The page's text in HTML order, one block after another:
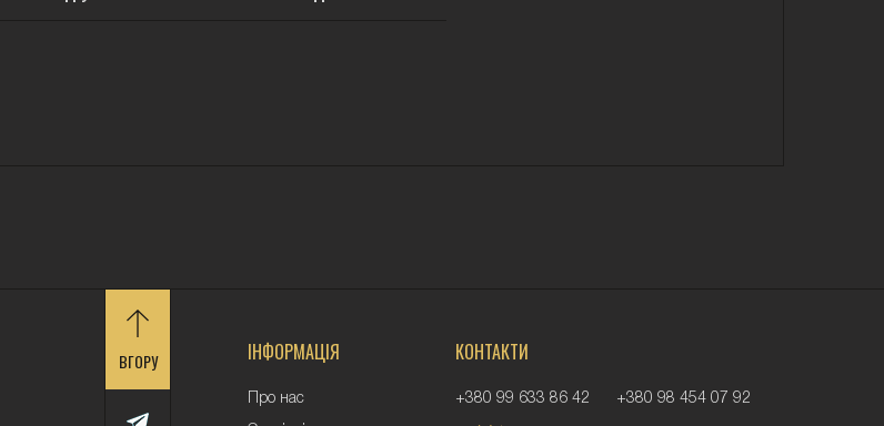
ВГОРУ ІНФОРМАЦІЯ
Про нас
КОНТАКТИ
+380 99 633 86 42 +380 98 454 07 92